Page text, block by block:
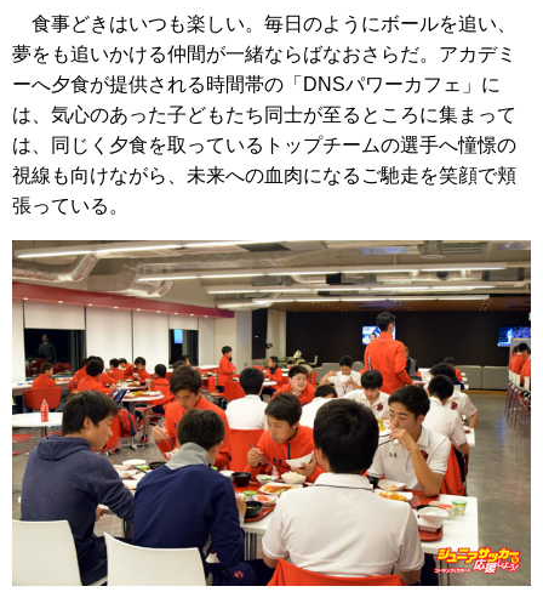
食事どきはいつも楽しい。毎日のようにボールを追い、
夢をも追いかける仲間が一緒ならばなおさらだ。アカデミ
ーへ夕食が提供される時間帯の「DNSパワーカフェ」に
は、気心のあった子どもたち同士が至るところに集まって
は、同じく夕食を取っているトップチームの選手へ憧憬の
視線も向けながら、未来への血肉になるご馳走を笑顔で頬
張っている。